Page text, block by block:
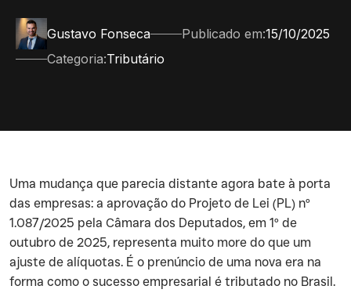
Gustavo Fonseca Publicado em:15/10/2025
Categoria:Tributário
Uma mudança que parecia distante agora bate à porta
das empresas: a aprovação do Projeto de Lei (PL) nº
1.087/2025 pela Câmara dos Deputados, em 1º de
outubro de 2025, representa muito more do que um
ajuste de alíquotas. É o prenúncio de uma nova era na
forma como o sucesso empresarial é tributado no Brasil.